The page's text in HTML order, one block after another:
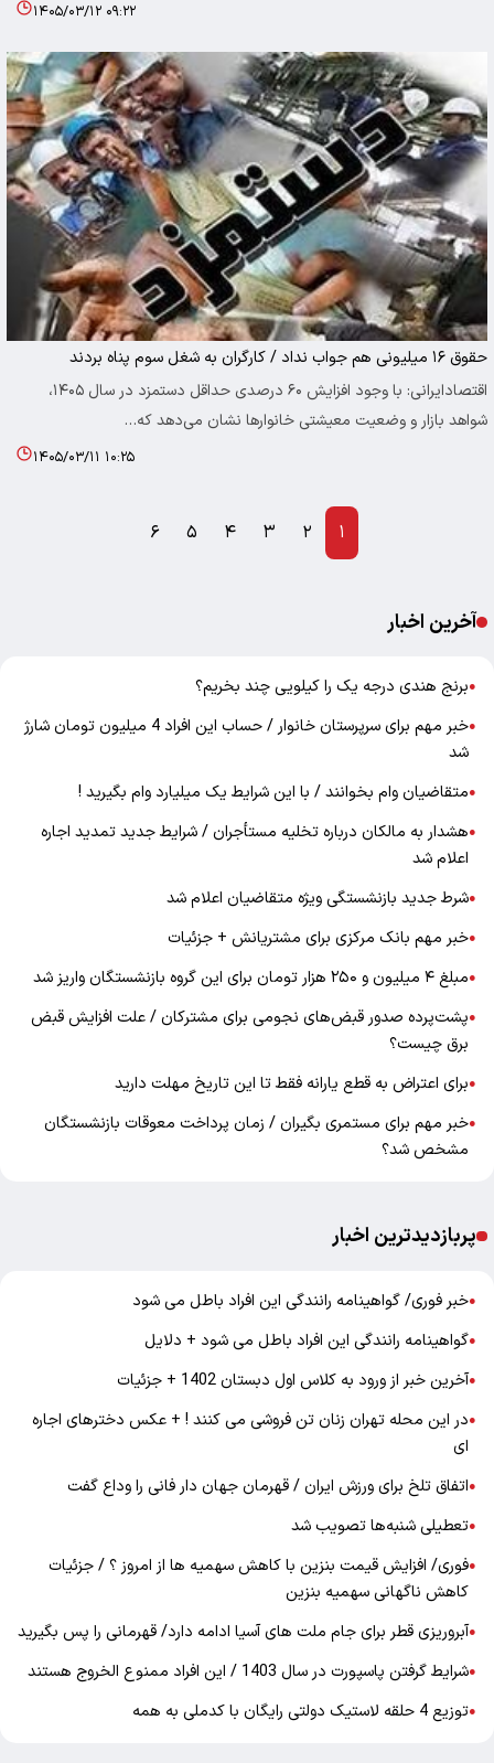
۱۴۰۵/۰۳/۱۲ ۰۹:۲۲
حقوق ۱۶ میلیونی هم جواب نداد / کارگران به شغل سوم پناه بردند
اقتصادایرانی: با وجود افزایش ۶۰ درصدی حداقل دستمزد در سال ۱۴۰۵،
شواهد بازار و وضعیت معیشتی خانوارها نشان می‌دهد که…
۱۴۰۵/۰۳/۱۱ ۱۰:۲۵
۱ ۲ ۳ ۴ ۵ ۶
آخرین اخبار
●برنج هندی درجه یک را کیلویی چند بخریم؟
●
خبر مهم برای سرپرستان خانوار / حساب این افراد 4 میلیون تومان شارژ
شد
●متقاضیان وام بخوانند / با این شرایط یک میلیارد وام بگیرید !
●هشدار به مالکان درباره تخلیه مستأجران / شرایط جدید تمدید اجاره
اعلام شد
●شرط جدید بازنشستگی ویژه متقاضیان اعلام شد
●خبر مهم بانک مرکزی برای مشتریانش + جزئیات
●مبلغ ۴ میلیون و ۲۵۰ هزار تومان برای این گروه بازنشستگان واریز شد
●پشت‌پرده صدور قبض‌های نجومی برای مشترکان / علت افزایش قبض
برق چیست؟
●برای اعتراض به قطع یارانه فقط تا این تاریخ مهلت دارید
●خبر مهم برای مستمری بگیران / زمان پرداخت معوقات بازنشستگان
مشخص شد؟
پربازدیدترین اخبار
●خبر فوری/ گواهینامه رانندگی این افراد باطل می شود
●گواهینامه رانندگی این افراد باطل می شود + دلایل
●آخرین خبر از ورود به کلاس اول دبستان 1402 + جزئیات
●در این محله تهران زنان تن فروشی می کنند ! + عکس دخترهای اجاره
ای
●اتفاق تلخ برای ورزش ایران / قهرمان جهان دار فانی را وداع گفت
●تعطیلی شنبه‌ها تصویب شد
●فوری/ افزایش قیمت بنزین با کاهش سهمیه ها از امروز ؟ / جزئیات
کاهش ناگهانی سهمیه بنزین
●آبروریزی قطر برای جام ملت های آسیا ادامه دارد/ قهرمانی را پس بگیرید
●شرایط گرفتن پاسپورت در سال 1403 / این افراد ممنوع الخروج هستند
●توزیع 4 حلقه لاستیک دولتی رایگان با کدملی به همه